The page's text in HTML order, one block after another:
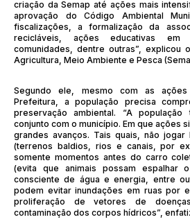
criação da Semap até ações mais
aprovação do Código Ambiental
fiscalizações, a formalização da
recicláveis, ações educativas em
comunidades, dentre outras”, explicou
Agricultura, Meio Ambiente e Pesca
Segundo ele, mesmo com as
Prefeitura, a população precisa
preservação ambiental. “A
conjunto com o município. Em que ações
grandes avanços. Tais quais, não
(terrenos baldios, rios e canais, por
somente momentos antes do carro
(evita que animais possam espalhar
consciente de água e energia, entre
podem evitar inundações em ruas por
proliferação de vetores de
contaminação dos corpos hídricos”,